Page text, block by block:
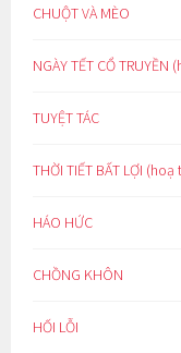
CHUỘT VÀ MÈO
NGÀY TẾT CỔ TRUYỀN
TUYỆT TÁC
THỜI TIẾT BẤT LỢI (hoạ
HÁO HỨC
CHỒNG KHÔN
HỐI LỖI